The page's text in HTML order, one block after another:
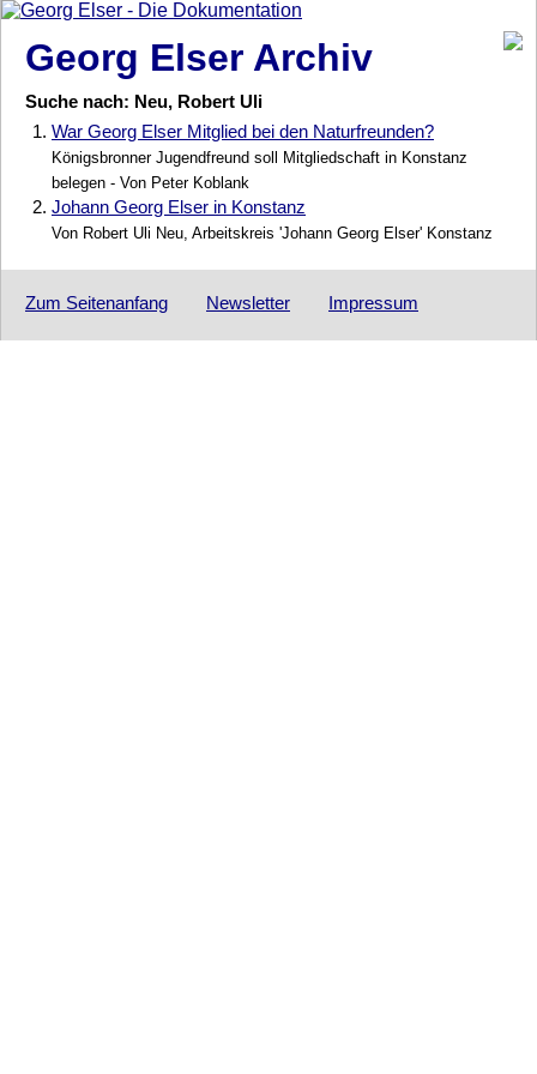
Georg Elser Archiv
Suche nach: Neu, Robert Uli
1. War Georg Elser Mitglied bei den Naturfreunden?
Königsbronner Jugendfreund soll Mitgliedschaft in Konstanz
belegen - Von Peter Koblank
2. Johann Georg Elser in Konstanz
Von Robert Uli Neu, Arbeitskreis 'Johann Georg Elser' Konstanz
Zum Seitenanfang Newsletter Impressum